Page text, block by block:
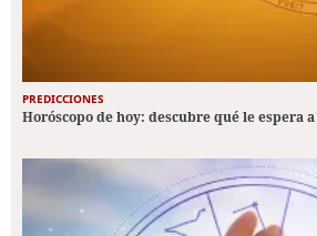
PREDICCIONES
Horóscopo de hoy: descubre qué le espera